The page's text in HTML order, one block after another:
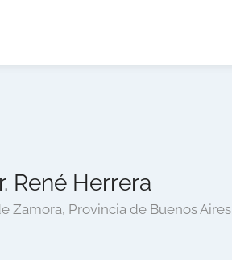
René Herrera
Zamora, Provincia de Buenos Aires